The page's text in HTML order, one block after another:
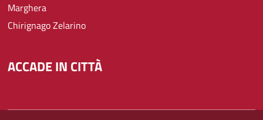
Marghera
Chirignago Zelarino
ACCADE IN CITTÀ